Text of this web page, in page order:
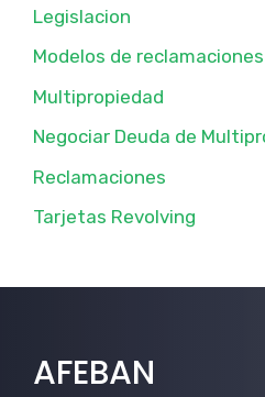
Legislacion
Modelos de reclamaciones
Multipropiedad
Negociar Deuda de
Reclamaciones
Tarjetas Revolving
AFEBAN